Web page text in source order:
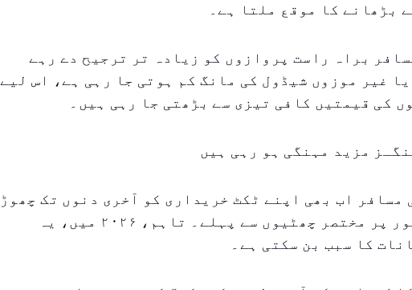
بڑھانے کا موقع ملتا ہے۔
براہ راست پروازوں کو زیادہ تر ترجیح دے رہے
غیر موزوں شیڈول کی مانگ کم ہوتی جا رہی ہے، اس لیے
کی قیمتیں کافی تیزی سے بڑھتی جا رہی ہیں۔
مزید مہنگی ہو رہی ہیں
مسافر اب بھی اپنے ٹکٹ خریداری کو آخری دنوں تک چھوڑ
دیتے ہیں، خاص طور پر مختصر چھٹیوں سے پہلے۔ تاہم، ۲۰۲۶ میں، یہ
کا سبب بن سکتی ہے۔